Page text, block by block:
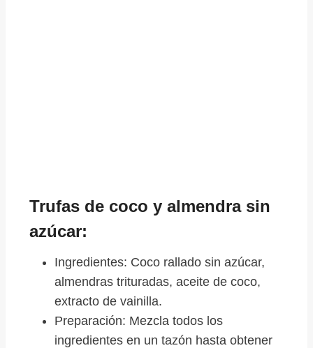
Trufas de coco y almendra sin
azúcar:
Ingredientes: Coco rallado sin azúcar,
almendras trituradas, aceite de coco,
extracto de vainilla.
Preparación: Mezcla todos los
ingredientes en un tazón hasta obtener